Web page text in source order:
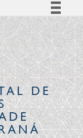
Simplifique!
BR
Participe
à informação
Legislação
CanaisDE